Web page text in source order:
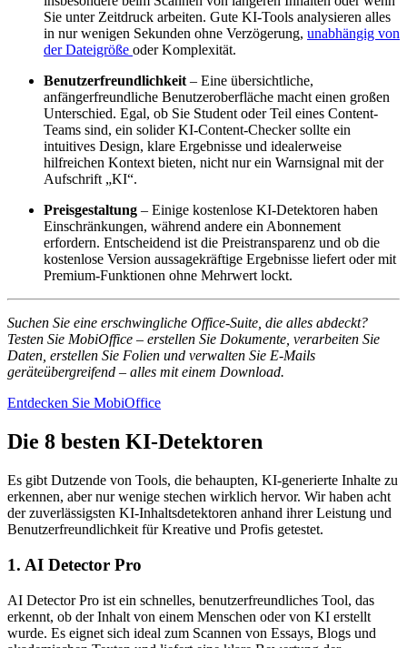
Sie unter Zeitdruck arbeiten. Gute KI-Tools analysieren alles
in nur wenigen Sekunden ohne Verzögerung, unabhängig von
der Dateigröße oder Komplexität.
Benutzerfreundlichkeit – Eine übersichtliche,
anfängerfreundliche Benutzeroberfläche macht einen großen
Unterschied. Egal, ob Sie Student oder Teil eines Content-
Teams sind, ein solider KI-Content-Checker sollte ein
intuitives Design, klare Ergebnisse und idealerweise
hilfreichen Kontext bieten, nicht nur ein Warnsignal mit der
Aufschrift „KI“.
Preisgestaltung – Einige kostenlose KI-Detektoren haben
Einschränkungen, während andere ein Abonnement
erfordern. Entscheidend ist die Preistransparenz und ob die
kostenlose Version aussagekräftige Ergebnisse liefert oder mit
Premium-Funktionen ohne Mehrwert lockt.
Suchen Sie eine erschwingliche Office-Suite, die alles abdeckt?
Testen Sie MobiOffice – erstellen Sie Dokumente, verarbeiten Sie
Daten, erstellen Sie Folien und verwalten Sie E-Mails
geräteübergreifend – alles mit einem Download.
Entdecken Sie MobiOffice
Die 8 besten KI-Detektoren
Es gibt Dutzende von Tools, die behaupten, KI-generierte Inhalte zu
erkennen, aber nur wenige stechen wirklich hervor. Wir haben acht
der zuverlässigsten KI-Inhaltsdetektoren anhand ihrer Leistung und
Benutzerfreundlichkeit für Kreative und Profis getestet.
1. AI Detector Pro
AI Detector Pro ist ein schnelles, benutzerfreundliches Tool, das
erkennt, ob der Inhalt von einem Menschen oder von KI erstellt
wurde. Es eignet sich ideal zum Scannen von Essays, Blogs und